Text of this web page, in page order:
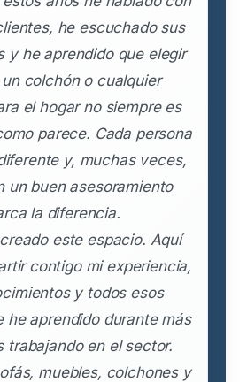
he escuchado sus
y he aprendido que elegir
colchón o cualquier
el hogar no siempre es
parece. Cada persona
y, muchas veces,
un buen asesoramiento
la diferencia.
este espacio. Aquí
contigo mi experiencia,
y todos esos
he aprendido durante más
trabajando en el sector.
muebles, colchones y